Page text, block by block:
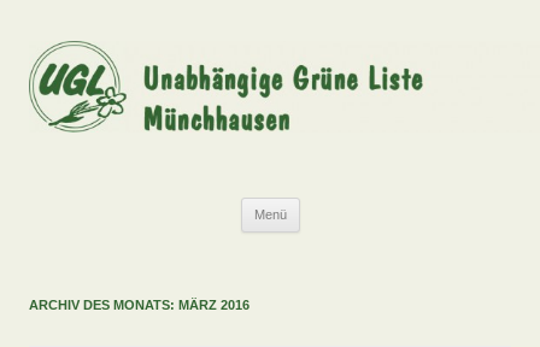
springen
Menü
ARCHIV DES MONATS: MÄRZ 2016